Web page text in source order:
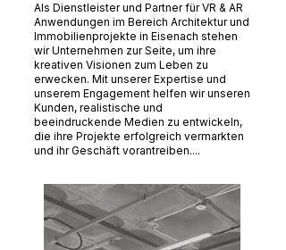
Als Dienstleister und Partner für VR & AR
Anwendungen im Bereich Architektur und
Immobilienprojekte in Eisenach stehen
wir Unternehmen zur Seite, um ihre
kreativen Visionen zum Leben zu
erwecken. Mit unserer Expertise und
unserem Engagement helfen wir unseren
Kunden, realistische und
beeindruckende Medien zu entwickeln,
die ihre Projekte erfolgreich vermarkten
und ihr Geschäft vorantreiben....